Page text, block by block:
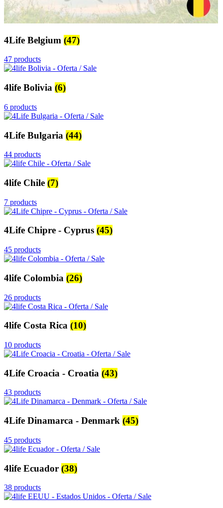
4Life Belgium (47)
47 products
4life Bolivia (6)
6 products
4Life Bulgaria (44)
44 products
4life Chile (7)
7 products
4Life Chipre - Cyprus (45)
45 products
4life Colombia (26)
26 products
4life Costa Rica (10)
10 products
4Life Croacia - Croatia (43)
43 products
4Life Dinamarca - Denmark (45)
45 products
4life Ecuador (38)
38 products